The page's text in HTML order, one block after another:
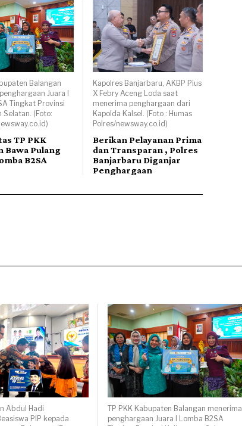
Balangan
Juara I
Tingkat Provinsi
Selatan. (Foto:
TP PKK
Bawa Pulang
B2SA
Kapolres Banjarbaru, AKBP Pius
X Febry Aceng Loda saat
menerima penghargaan dari
Kapolda Kalsel. (Foto : Humas
Polres/newsway.co.id)
Berikan Pelayanan Prima
dan Transparan , Polres
Banjarbaru Diganjar
Penghargaan
Abdul Hadi
PIP kepada
TP PKK Kabupaten Balangan menerima
penghargaan Juara I Lomba B2SA